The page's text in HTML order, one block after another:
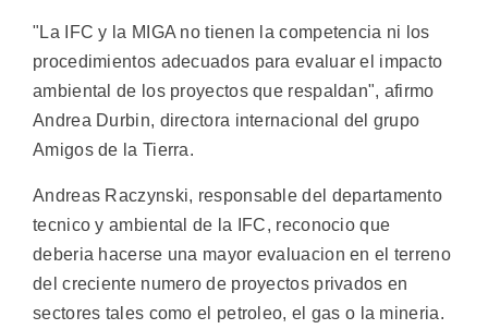
"La IFC y la MIGA no tienen la competencia ni los
procedimientos adecuados para evaluar el impacto
ambiental de los proyectos que respaldan", afirmo
Andrea Durbin, directora internacional del grupo
Amigos de la Tierra.
Andreas Raczynski, responsable del departamento
tecnico y ambiental de la IFC, reconocio que
deberia hacerse una mayor evaluacion en el terreno
del creciente numero de proyectos privados en
sectores tales como el petroleo, el gas o la mineria.